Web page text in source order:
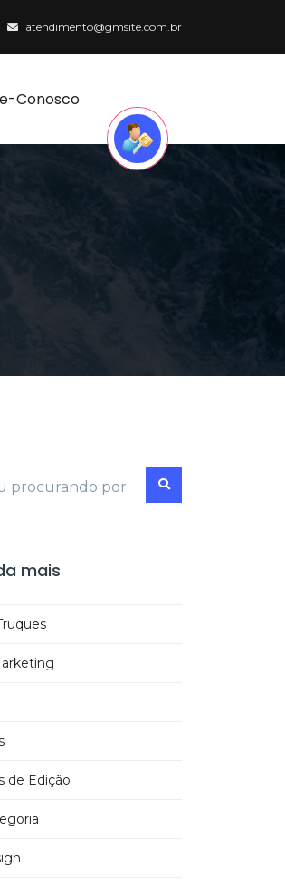
atendimento@gmsite.com.br
Conosco
mais
de Edição